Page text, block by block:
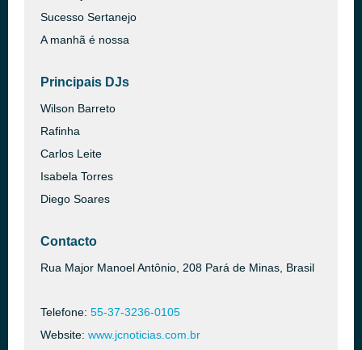
Sucesso Sertanejo
A manhã é nossa
Principais DJs
Wilson Barreto
Rafinha
Carlos Leite
Isabela Torres
Diego Soares
Contacto
Rua Major Manoel Antônio, 208 Pará de Minas, Brasil
Telefone: 55-37-3236-0105
Website: www.jcnoticias.com.br